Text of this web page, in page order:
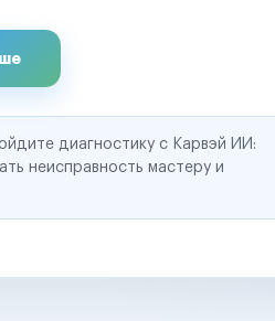
диагностику с Карвэй ИИ:
неисправность мастеру и